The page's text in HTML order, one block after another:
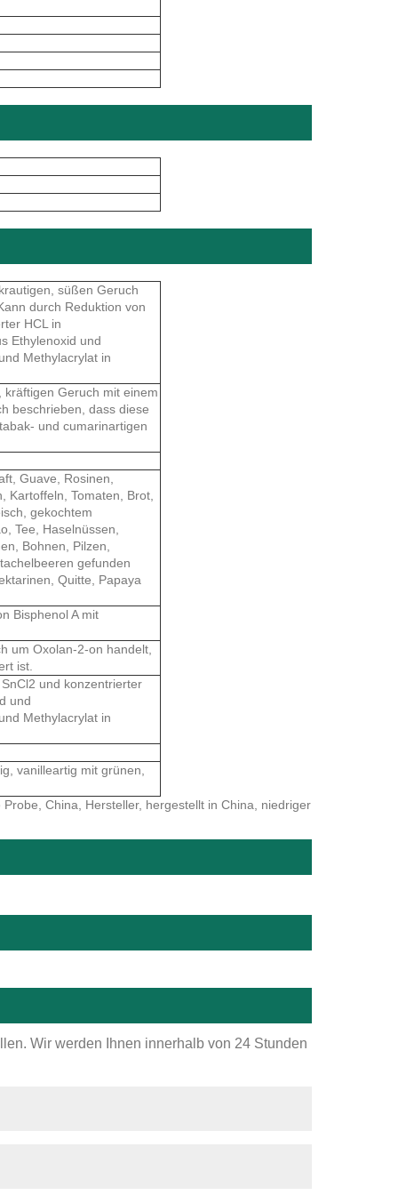
süßen Geruch
durch Reduktion von
HCL in
Ethylenoxid und
Methylacrylat in
Geruch mit einem
beschrieben, dass diese
und cumarinartigen
Guave, Rosinen,
Kartoffeln, Tomaten, Brot,
gekochtem
Tee, Haselnüssen,
Bohnen, Pilzen,
gefunden
Quitte, Papaya
Bisphenol A mit
um Oxolan-2-on handelt,
ist.
und konzentrierter
und
Methylacrylat in
vanilleartig mit grünen,
China, Hersteller, hergestellt in China, niedriger
Wir werden Ihnen innerhalb von 24 Stunden